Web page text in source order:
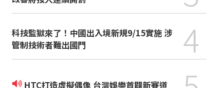
科技監獄來了！中國出入境新規9/15實施 涉
管制技術者難出國門
4
HTC打造虛擬偶像 台灣娛樂首闢新賽道